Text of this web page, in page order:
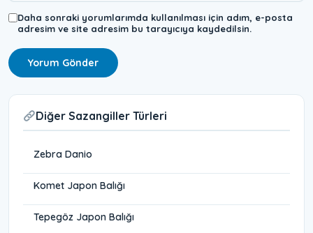
Daha sonraki yorumlarımda kullanılması için adım, e-posta
adresim ve site adresim bu tarayıcıya kaydedilsin.
Diğer Sazangiller Türleri
Zebra Danio
Komet Japon Balığı
Tepegöz Japon Balığı